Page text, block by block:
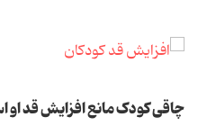
چاقی کودک مانع افزایش قد او